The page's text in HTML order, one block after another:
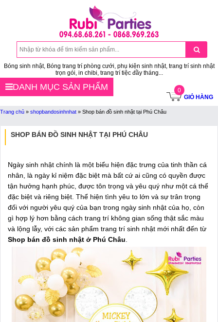
Bóng sinh nhật, Bóng trang trí phòng cưới, phụ kiện sinh nhật, trang trí sinh nhật
trọn gói, in chibi, trang trí tiệc đầy tháng...
0
GIỎ HÀNG
DANH MỤC SẢN PHẨM
Trang chủ » shopbandosinhnhat » Shop bán đồ sinh nhật tại Phú Châu
SHOP BÁN ĐỒ SINH NHẬT TẠI PHÚ CHÂU
Ngày sinh nhật chính là một biểu hiện đặc trưng của tinh thần cá
nhân, là ngày kỉ niệm đặc biệt mà bất cứ ai cũng có quyền được
tận hưởng hạnh phúc, được tôn trọng và yêu quý như một cá thể
đặc biệt và riêng biệt. Thể hiện tình yêu to lớn và sự trân trọng
đối với người yêu quý của bạn trong ngày sinh nhật của họ, còn
gì hợp lý hơn bằng cách trang trí không gian sống thật sắc màu
và lộng lẫy, với các sản phẩm trang trí sinh nhật mới nhất đến từ
Shop bán đồ sinh nhật ở Phú Châu